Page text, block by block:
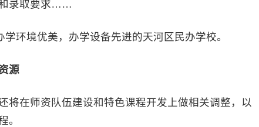
和录取要求……
环境优美，办学设备先进的天河区民办学校。
源
在师资队伍建设和特色课程开发上做相关调整，以
。